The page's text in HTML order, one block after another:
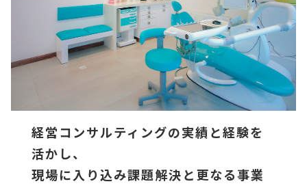
経営コンサルティングの実績と経験を
活かし、
現場に入り込み課題解決と更なる事業